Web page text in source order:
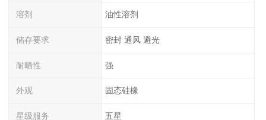
溶剂 油性溶剂
储存要求 密封 通风 避光
耐晒性 强
外观 固态硅橡
星级服务 五星